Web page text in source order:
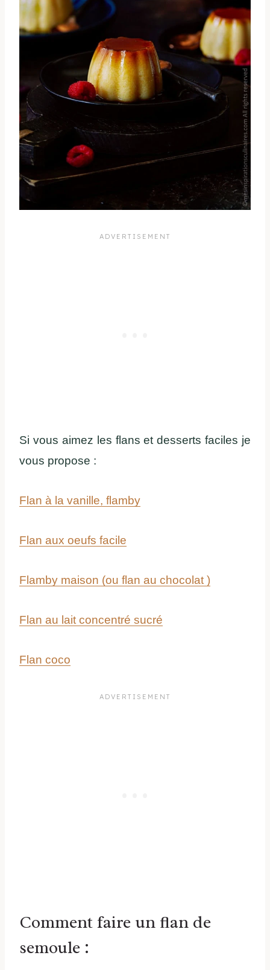
Si vous aimez les flans et desserts faciles je
vous propose :
Flan à la vanille, flamby
Flan aux oeufs facile
Flamby maison (ou flan au chocolat )
Flan au lait concentré sucré
Flan coco
Comment faire un flan de
semoule :